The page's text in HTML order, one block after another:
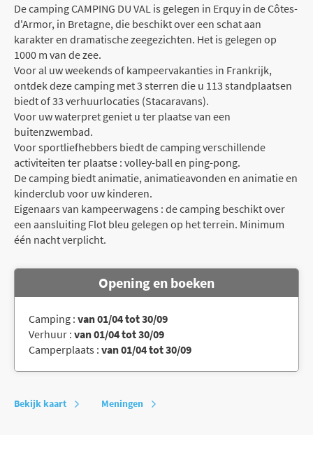
De camping CAMPING DU VAL is gelegen in Erquy in de Côtes-
d'Armor, in Bretagne, die beschikt over een schat aan
karakter en dramatische zeegezichten. Het is gelegen op
1000 m van de zee.
Voor al uw weekends of kampeervakanties in Frankrijk,
ontdek deze camping met 3 sterren die u 113 standplaatsen
biedt of 33 verhuurlocaties (Stacaravans).
Voor uw waterpret geniet u ter plaatse van een
buitenzwembad.
Voor sportliefhebbers biedt de camping verschillende
activiteiten ter plaatse : volley-ball en ping-pong.
De camping biedt animatie, animatieavonden en animatie en
kinderclub voor uw kinderen.
Eigenaars van kampeerwagens : de camping beschikt over
een aansluiting Flot bleu gelegen op het terrein. Minimum
één nacht verplicht.
Opening en boeken
Camping : van 01/04 tot 30/09
Verhuur : van 01/04 tot 30/09
Camperplaats : van 01/04 tot 30/09
Bekijk kaart Meningen